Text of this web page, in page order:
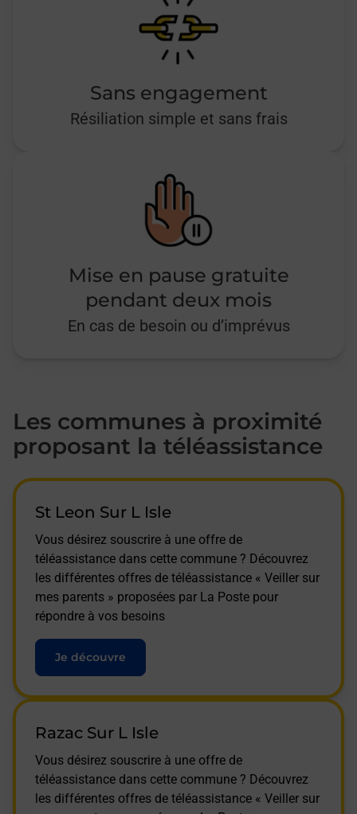
Sans engagement
Résiliation simple et sans frais
Mise en pause gratuite
pendant deux mois
En cas de besoin ou d’imprévus
Les communes à proximité
proposant la téléassistance
St Leon Sur L Isle
Vous désirez souscrire à une offre de
téléassistance dans cette commune ? Découvrez
les différentes offres de téléassistance « Veiller sur
mes parents » proposées par La Poste pour
répondre à vos besoins
Je découvre
Razac Sur L Isle
Vous désirez souscrire à une offre de
téléassistance dans cette commune ? Découvrez
les différentes offres de téléassistance « Veiller sur